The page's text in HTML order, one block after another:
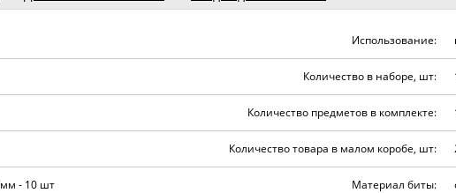
Использование:
Количество в наборе, шт:
Количество предметов в комплекте:
Количество товара в малом коробе, шт:
мм - 10 шт Материал биты: